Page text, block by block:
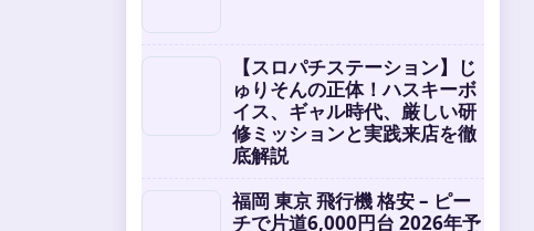
【スロパチステーション】じ
ゅりそんの正体！ハスキーボ
イス、ギャル時代、厳しい研
修ミッションと実践来店を徹
底解説
福岡 東京 飛行機 格安 – ピー
チで片道6,000円台 2026年予